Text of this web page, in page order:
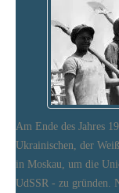
Am Ende des Jahres
Ukrainischen, der
in Moskau, um die
UdSSR - zu gründen.